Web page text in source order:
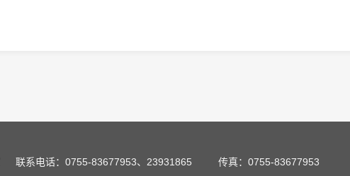
联系电话：0755-83677953、23931865 传真：0755-83677953